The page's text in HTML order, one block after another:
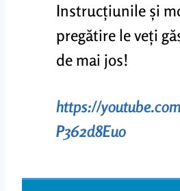
Instrucțiunile și
pregătire le veți
de mai jos!
https://
P362d8Euo